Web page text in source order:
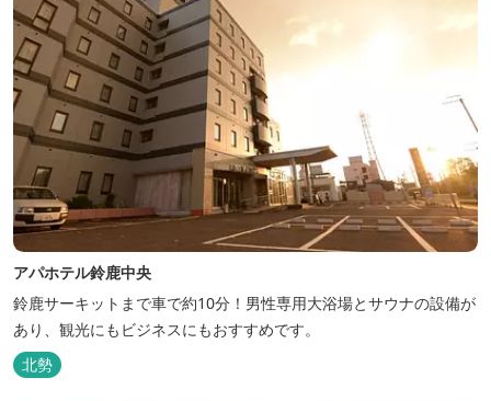
アパホテル鈴鹿中央
鈴鹿サーキットまで車で約10分！男性専用大浴場とサウナの設備が
あり、観光にもビジネスにもおすすめです。
北勢